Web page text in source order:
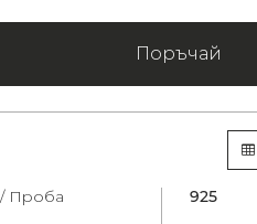
Поръчай
Проба 925